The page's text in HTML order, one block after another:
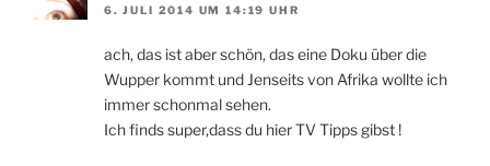
6. JULI 2014 UM 14:19 UHR
ach, das ist aber schön, das eine Doku über die
Wupper kommt und Jenseits von Afrika wollte ich
immer schonmal sehen.
Ich finds super,dass du hier TV Tipps gibst !